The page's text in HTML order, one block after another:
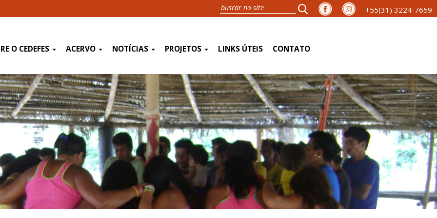
+55(31) 3224-7659
O CEDEFES ACERVO NOTÍCIAS PROJETOS LINKS ÚTEIS CONTATO